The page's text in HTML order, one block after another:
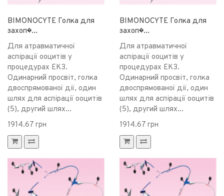
BIMONOCYTE Голка для
захоп�...
Для атравматичної
аспірації ооцитів у
процедурах ЕКЗ.
Одинарний просвіт, голка
двоспрямованої дії, один
шлях для аспірації ооцитів
(5), другий шлях...
1914.67 грн
BIMONOCYTE Голка для
захоп�...
Для атравматичної
аспірації ооцитів у
процедурах ЕКЗ.
Одинарний просвіт, голка
двоспрямованої дії, один
шлях для аспірації ооцитів
(5), другий шлях...
1914.67 грн